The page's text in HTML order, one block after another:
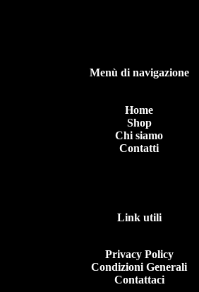
Menù di navigazione
Home
Shop
Chi siamo
Contatti
Link utili
Privacy Policy
Condizioni Generali
Contattaci